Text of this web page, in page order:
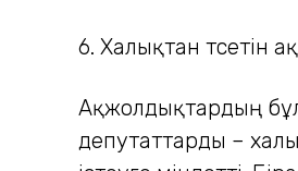
6. Халықтан
Ақжолдықтардың
депутаттарды –